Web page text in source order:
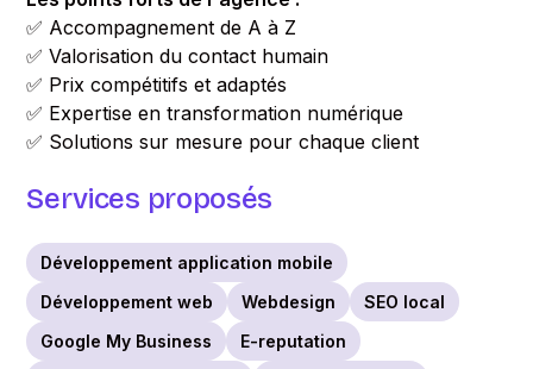
✅ Accompagnement de A à Z
✅ Valorisation du contact humain
✅ Prix compétitifs et adaptés
✅ Expertise en transformation numérique
✅ Solutions sur mesure pour chaque client
Services proposés
Développement application mobile
Développement web
Webdesign
SEO local
Google My Business
E-reputation